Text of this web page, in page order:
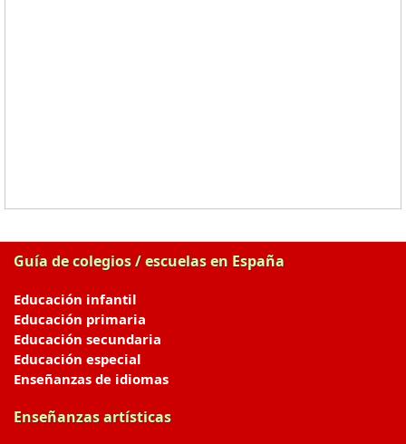
Guía de colegios / escuelas en España
Educación infantil
Educación primaria
Educación secundaria
Educación especial
Enseñanzas de idiomas
Enseñanzas artísticas